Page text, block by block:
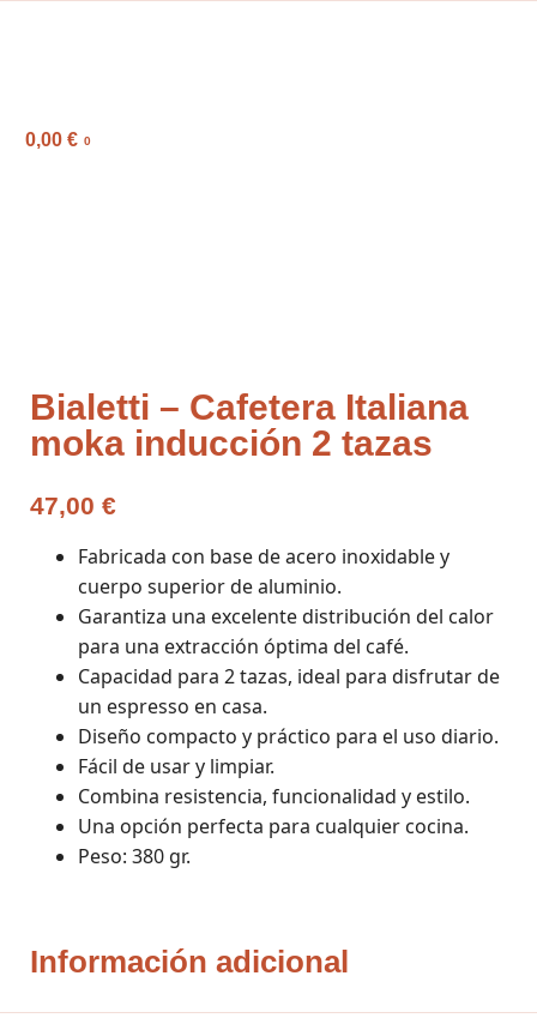
0,00 € 0
Bialetti – Cafetera Italiana
moka inducción 2 tazas
47,00 €
Fabricada con base de acero inoxidable y
cuerpo superior de aluminio.
Garantiza una excelente distribución del calor
para una extracción óptima del café.
Capacidad para 2 tazas, ideal para disfrutar de
un espresso en casa.
Diseño compacto y práctico para el uso diario.
Fácil de usar y limpiar.
Combina resistencia, funcionalidad y estilo.
Una opción perfecta para cualquier cocina.
Peso: 380 gr.
Información adicional